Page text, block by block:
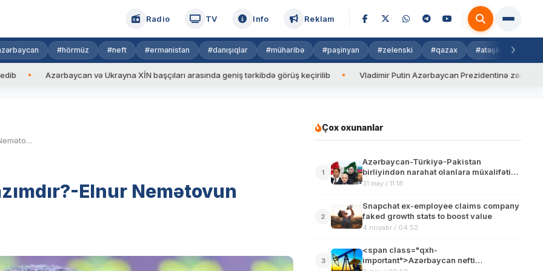
Radio TV Info Reklam
#hörmüz #neft #ermənistan #danışıqlar #müharibə #paşinyan #zelenski #qazax #atəşkəs
və Ukrayna XİN başçıları arasında geniş tərkibdə görüş keçirilib Vladimir Putin Azərbaycan Prezidentinə zəng edib
Şəkər bizə hansı formada lazımdır?-Elnur Nemətovun yazısı..
Elnur Nemətovun
Çox oxunanlar
1
Azərbaycan-Türkiyə-Pakistan
birliyindən narahat olanlara müxalifətin
reaksiyası – SORĞU
31 may / 11:18
2
Snapchat ex-employee claims company
faked growth stats to boost value
4 noyabr / 04:52
3
<span class="qxh-
important">Azərbaycan nefti